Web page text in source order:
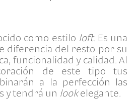
como estilo loft. Es una
diferencia del resto por su
funcionalidad y calidad. Al
de este tipo tus
a la perfección las
y tendrá un lookelegante.